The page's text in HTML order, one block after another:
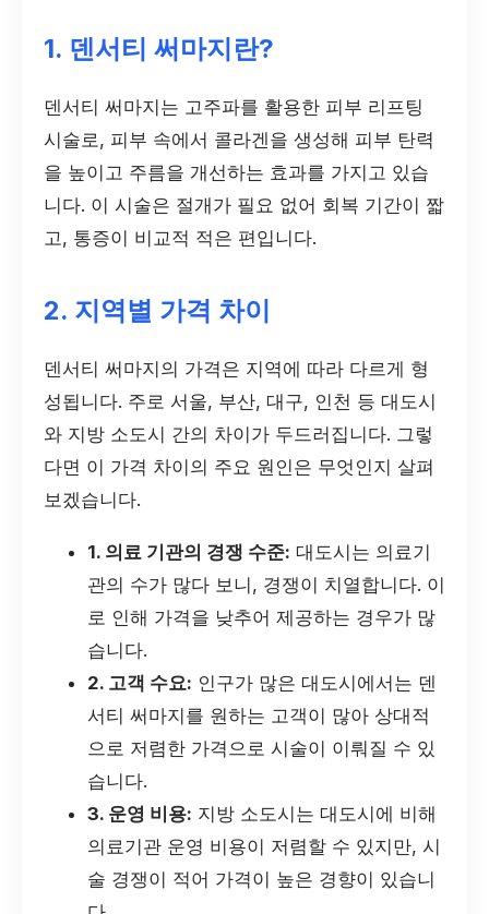
1. 덴서티 써마지란?
덴서티 써마지는 고주파를 활용한 피부 리프팅
시술로, 피부 속에서 콜라겐을 생성해 피부 탄력
을 높이고 주름을 개선하는 효과를 가지고 있습
니다. 이 시술은 절개가 필요 없어 회복 기간이 짧
고, 통증이 비교적 적은 편입니다.
2. 지역별 가격 차이
덴서티 써마지의 가격은 지역에 따라 다르게 형
성됩니다. 주로 서울, 부산, 대구, 인천 등 대도시
와 지방 소도시 간의 차이가 두드러집니다. 그렇
다면 이 가격 차이의 주요 원인은 무엇인지 살펴
보겠습니다.
1. 의료 기관의 경쟁 수준: 대도시는 의료기
관의 수가 많다 보니, 경쟁이 치열합니다. 이
로 인해 가격을 낮추어 제공하는 경우가 많
습니다.
2. 고객 수요: 인구가 많은 대도시에서는 덴
서티 써마지를 원하는 고객이 많아 상대적
으로 저렴한 가격으로 시술이 이뤄질 수 있
습니다.
3. 운영 비용: 지방 소도시는 대도시에 비해
의료기관 운영 비용이 저렴할 수 있지만, 시
술 경쟁이 적어 가격이 높은 경향이 있습니